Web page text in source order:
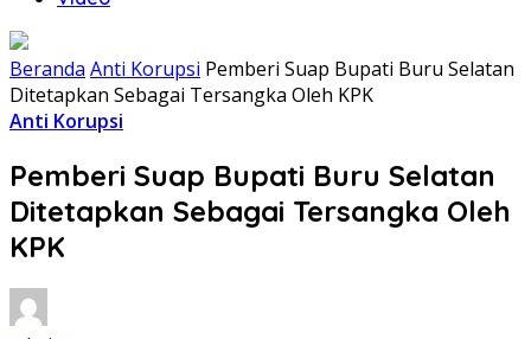
Beranda Anti Korupsi Pemberi Suap Bupati Buru Selatan
Ditetapkan Sebagai Tersangka Oleh KPK
Anti Korupsi
Pemberi Suap Bupati Buru Selatan
Ditetapkan Sebagai Tersangka Oleh
KPK